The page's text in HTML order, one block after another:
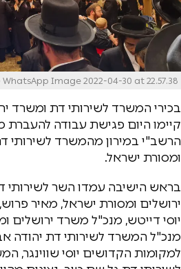
WhatsApp Image 2022-04-30 at 22.57.38 מירון
בכירי המשרד לשירותי דת ומשרד
קיימו היום פגישת עבודה להעברת
הרשב"י במירון מהמשרד לשירותי
ומסורת ישראל.
בראש הישיבה עמדו השר לשירותי
ירושלים ומסורת ישראל, מאיר
יוסי דייטש, מנכ"ל משרד ירושלים
מנכ"ל המשרד לשירותי דת יהודה
למקומות הקדושים יוסי שווינגר,